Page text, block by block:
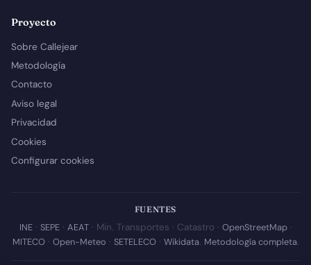
Proyecto
Sobre Callejear
Metodología
Contacto
Aviso legal
Privacidad
Cookies
Configurar cookies
FUENTES
INE· SEPE· AEAT· Min. Transportes · Catastro · OpenStreetMap·
MITECO· Open-Meteo · SETELECO· Wikidata. Metodología completa.